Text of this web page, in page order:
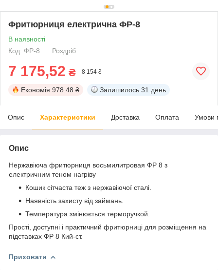
Фритюрниця електрична ФР-8
В наявності
Код: ФР-8
Роздріб
7 175,52 ₴ 8 154 ₴
Економія 978.48 ₴ Залишилось 31 день
Опис Характеристики Доставка Оплата Умови
Опис
Нержавіюча фритюрниця восьмилитровая ФР 8 з
електричним теном нагріву
Кошик сітчаста теж з нержавіючої сталі.
Наявність захисту від займань.
Температура змінюється терморучкой.
Прості, доступні і практичний фритюрниці для розміщення на
підставках ФР 8 Кий-ст.
Приховати